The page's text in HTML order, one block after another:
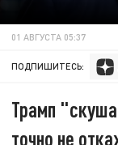
01 АВГУСТА 05:37
ПОДПИШИТЕСЬ:
Трамп
точно не